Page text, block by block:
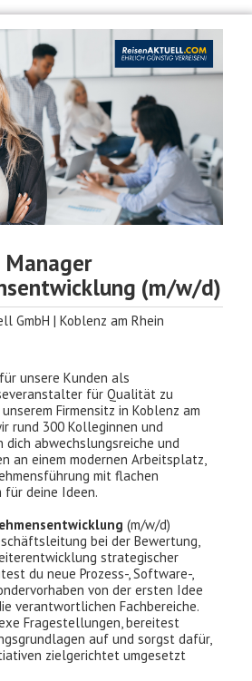
Manager
(m/w/d)
GmbH | Koblenz am Rhein
unsere Kunden als
für Qualität zu
Firmensitz in Koblenz am
rund 300 Kolleginnen und
dich abwechslungsreiche und
an einem modernen Arbeitsplatz,
mit flachen
für deine Ideen.
(m/w/d)
bei der Bewertung,
strategischer
du neue Prozess-, Software-,
von der ersten Idee
verantwortlichen Fachbereiche.
Fragestellungen, bereitest
auf und sorgst dafür,
zielgerichtet umgesetzt